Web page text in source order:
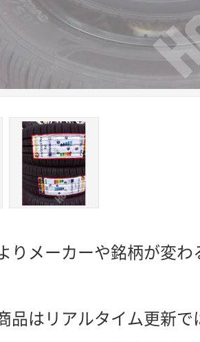
りメーカーや銘柄が変
品はリアルタイム更新